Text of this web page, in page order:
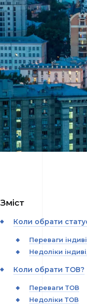
Зміст
Коли обрати
Переваги
Недоліки
Коли обрати ТОВ?
Переваги ТОВ
Недоліки ТОВ